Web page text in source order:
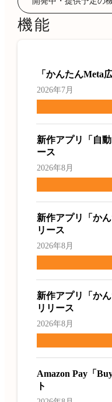
機能
「かんたんMeta
2026年7月
新作アプリ「自
ース
2026年8月
新作アプリ「か
リース
2026年8月
新作アプリ「か
リリース
2026年8月
Amazon Pay「
ト